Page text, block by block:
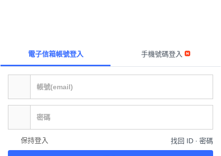
電子信箱帳號登入 手機號碼登入
保持登入 找回 ID ∙ 密碼